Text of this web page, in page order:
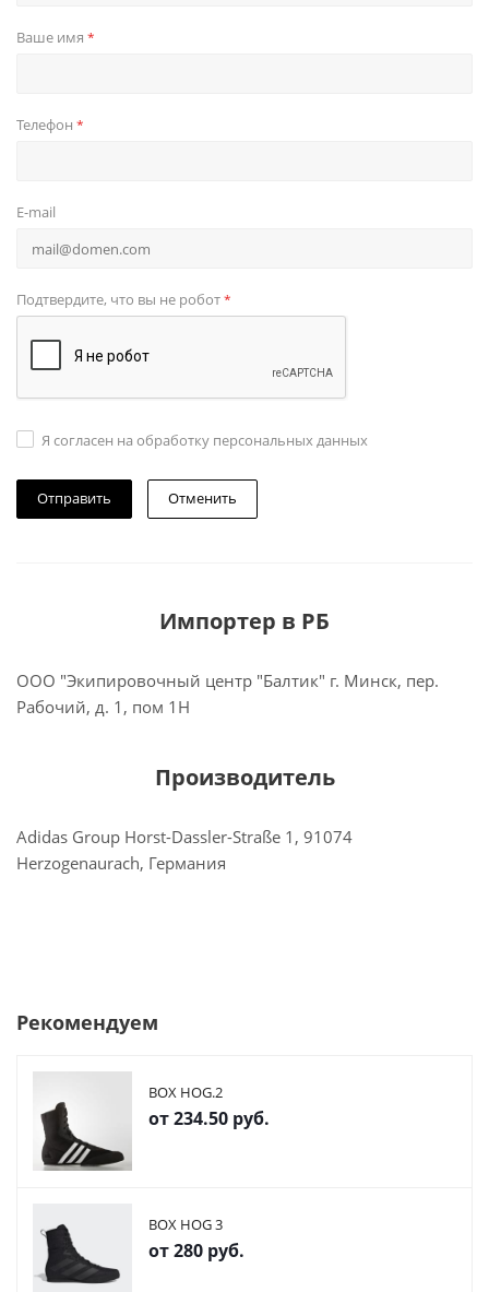
Ваше имя *
Телефон *
E-mail
Подтвердите, что вы не робот*
Я согласен на обработку персональных данных
Отменить
Импортер в РБ
ООО "Экипировочный центр "Балтик" г. Минск, пер.
Рабочий, д. 1, пом 1Н
Производитель
Adidas Group Horst-Dassler-Straße 1, 91074
Herzogenaurach, Германия
Рекомендуем
BOX HOG.2
от234.50 руб.
BOX HOG 3
от280 руб.